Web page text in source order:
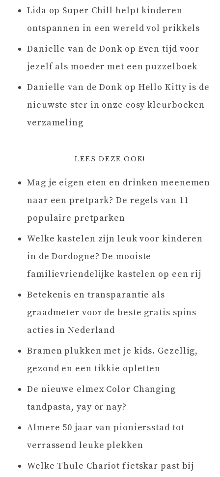
Lida op Super Chill helpt kinderen
ontspannen in een wereld vol prikkels
Danielle van de Donk op Even tijd voor
jezelf als moeder met een puzzelboek
Danielle van de Donk op Hello Kitty is de
nieuwste ster in onze cosy kleurboeken
verzameling
LEES DEZE OOK!
Mag je eigen eten en drinken meenemen
naar een pretpark? De regels van 11
populaire pretparken
Welke kastelen zijn leuk voor kinderen
in de Dordogne? De mooiste
familievriendelijke kastelen op een rij
Betekenis en transparantie als
graadmeter voor de beste gratis spins
acties in Nederland
Bramen plukken met je kids. Gezellig,
gezond en een tikkie opletten
De nieuwe elmex Color Changing
tandpasta, yay or nay?
Almere 50 jaar van pioniersstad tot
verrassend leuke plekken
Welke Thule Chariot fietskar past bij